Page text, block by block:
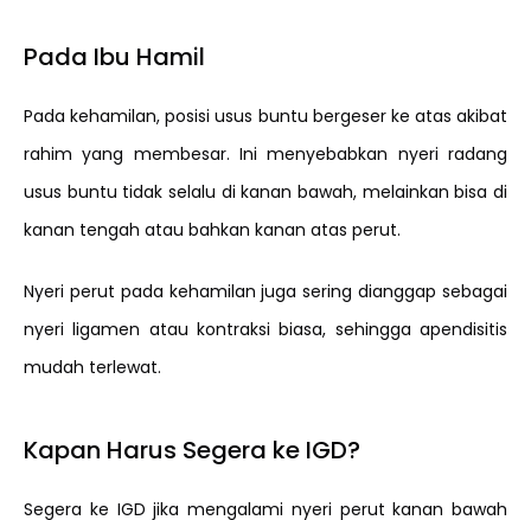
Pada Ibu Hamil
Pada kehamilan, posisi usus buntu bergeser ke atas akibat
rahim yang membesar. Ini menyebabkan nyeri radang
usus buntu tidak selalu di kanan bawah, melainkan bisa di
kanan tengah atau bahkan kanan atas perut.
Nyeri perut pada kehamilan juga sering dianggap sebagai
nyeri ligamen atau kontraksi biasa, sehingga apendisitis
mudah terlewat.
Kapan Harus Segera ke IGD?
Segera ke IGD jika mengalami nyeri perut kanan bawah